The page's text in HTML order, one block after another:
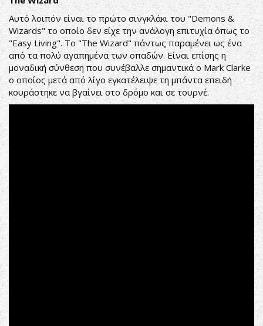
Αυτό λοιπόν είναι το πρώτο σινγκλάκι του "Demons &
Wizards" το οποίο δεν είχε την ανάλογη επιτυχία όπως το
"Easy Living". Το "The Wizard" πάντως παραμένει ως ένα
από τα πολύ αγαπημένα των οπαδών. Είναι επίσης η
μοναδική σύνθεση που συνέβαλλε σημαντικά ο Mark Clarke
ο οποίος μετά από λίγο εγκατέλειψε τη μπάντα επειδή
κουράστηκε να βγαίνει στο δρόμο και σε τουρνέ.